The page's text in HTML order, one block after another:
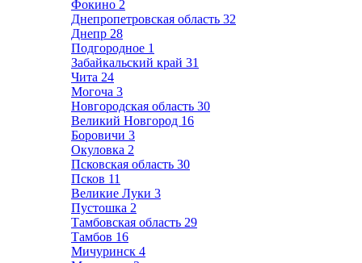
Фокино 2
Днепропетровская область 32
Днепр 28
Подгородное 1
Забайкальский край 31
Чита 24
Могоча 3
Новгородская область 30
Великий Новгород 16
Боровичи 3
Окуловка 2
Псковская область 30
Псков 11
Великие Луки 3
Пустошка 2
Тамбовская область 29
Тамбов 16
Мичуринск 4